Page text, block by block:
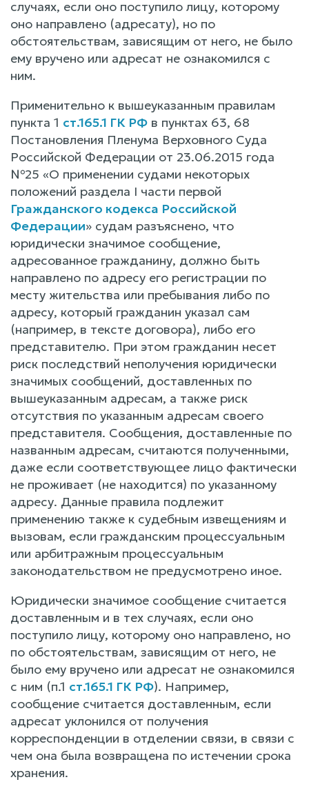
случаях, если оно поступило лицу, которому
оно направлено (адресату), но по
обстоятельствам, зависящим от него, не было
ему вручено или адресат не ознакомился с
ним.
Применительно к вышеуказанным правилам
пункта 1 ст.165.1 ГК РФ в пунктах 63, 68
Постановления Пленума Верховного Суда
Российской Федерации от 23.06.2015 года
№25 «О применении судами некоторых
положений раздела I части первой
Гражданского кодекса Российской
Федерации» судам разъяснено, что
юридически значимое сообщение,
адресованное гражданину, должно быть
направлено по адресу его регистрации по
месту жительства или пребывания либо по
адресу, который гражданин указал сам
(например, в тексте договора), либо его
представителю. При этом гражданин несет
риск последствий неполучения юридически
значимых сообщений, доставленных по
вышеуказанным адресам, а также риск
отсутствия по указанным адресам своего
представителя. Сообщения, доставленные по
названным адресам, считаются полученными,
даже если соответствующее лицо фактически
не проживает (не находится) по указанному
адресу. Данные правила подлежит
применению также к судебным извещениям и
вызовам, если гражданским процессуальным
или арбитражным процессуальным
законодательством не предусмотрено иное.
Юридически значимое сообщение считается
доставленным и в тех случаях, если оно
поступило лицу, которому оно направлено, но
по обстоятельствам, зависящим от него, не
было ему вручено или адресат не ознакомился
с ним (п.1 ст.165.1 ГК РФ). Например,
сообщение считается доставленным, если
адресат уклонился от получения
корреспонденции в отделении связи, в связи с
чем она была возвращена по истечении срока
хранения.